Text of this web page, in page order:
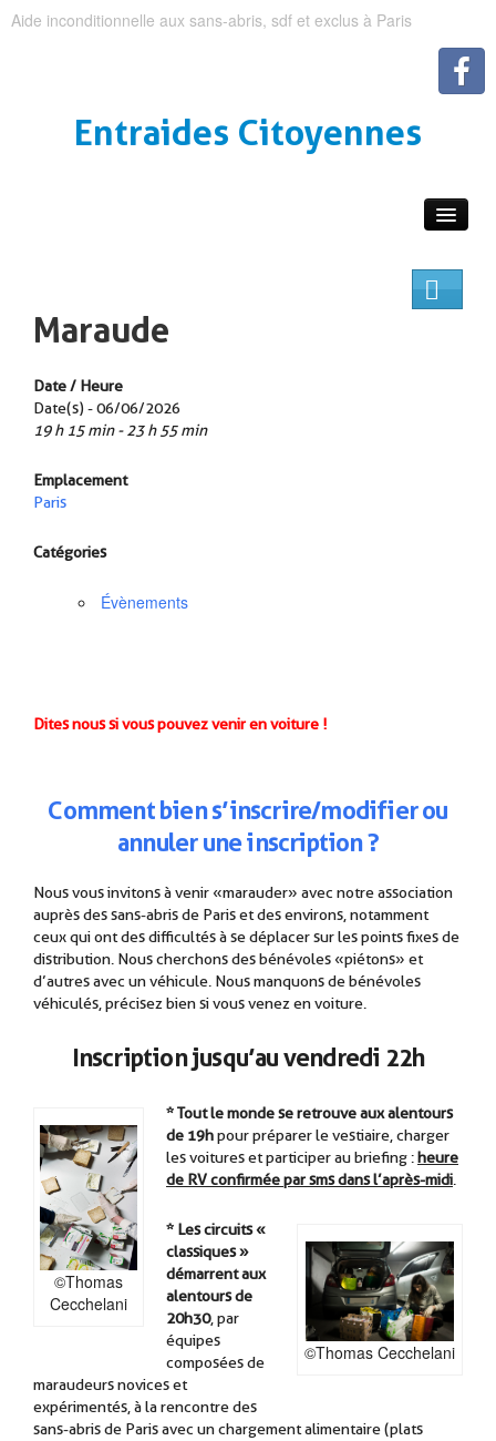
Aide inconditionnelle aux sans-abris, sdf et exclus à Paris
Entraides Citoyennes
Maraude
Date / Heure
Date(s) - 06/06/2026
19 h 15 min - 23 h 55 min
Emplacement
Paris
Catégories
Évènements
Dites nous si vous pouvez venir en voiture !
Commentbiens’inscrire/modifier ou
annuler une inscription ?
Nous vous invitons à venir « marauder » avec notre association
auprès des sans-abris de Paris et des environs, notamment
ceux qui ont des difficultés à se déplacer sur les points fixes de
distribution. Nous cherchons des bénévoles « piétons » et
d’autres avec un véhicule. Nous manquons de bénévoles
véhiculés, précisez bien si vous venez en voiture.
Inscription jusqu’au vendredi 22h
©Thomas
Cecchelani
* Tout le monde se retrouve aux alentours
de 19hpour préparer le vestiaire, charger
les voitures et participer au briefing :heure
de RV confirmée par sms dans l’après-midi
©Thomas Cecchelani
* Les circuits «
classiques »
démarrent aux
alentours de
20h30, par
équipes
composées de
maraudeurs novices et
expérimentés, à la rencontre des
sans-abris de Paris avec un chargement alimentaire (plats